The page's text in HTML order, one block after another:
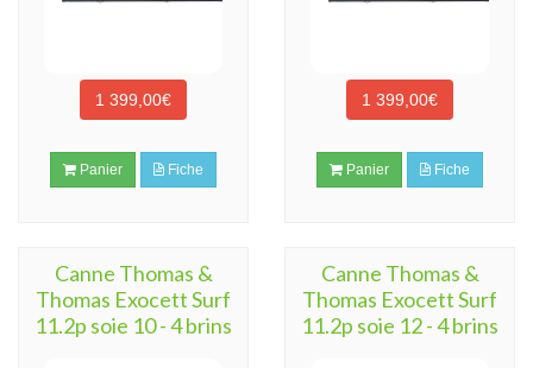
1 399,00€
Panier Fiche
1 399,00€
Panier Fiche
Canne Thomas &
Thomas Exocett Surf
11.2p soie 10 - 4 brins
Canne Thomas &
Thomas Exocett Surf
11.2p soie 12 - 4 brins